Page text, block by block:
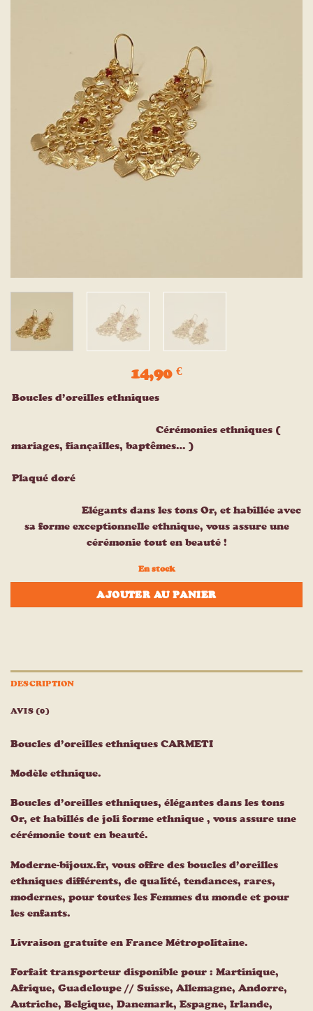
14,90 €
Boucles d’oreilles ethniques
Cérémonies ethniques (
mariages, fiançailles, baptêmes… )
Plaqué doré
Elégants dans les tons Or, et habillée avec
sa forme exceptionnelle ethnique, vous assure une
cérémonie tout en beauté !
En stock
AJOUTER AU PANIER
DESCRIPTION
AVIS (0)
Boucles d’oreilles ethniques CARMETI
Modèle ethnique.
Boucles d’oreilles ethniques, élégantes dans les tons
Or, et habillés de joli forme ethnique , vous assure une
cérémonie tout en beauté.
Moderne-bijoux.fr, vous offre des boucles d’oreilles
ethniques différents, de qualité, tendances, rares,
modernes, pour toutes les Femmes du monde et pour
les enfants.
Livraison gratuite en France Métropolitaine.
Forfait transporteur disponible pour : Martinique,
Afrique, Guadeloupe // Suisse, Allemagne, Andorre,
Autriche, Belgique, Danemark, Espagne, Irlande,